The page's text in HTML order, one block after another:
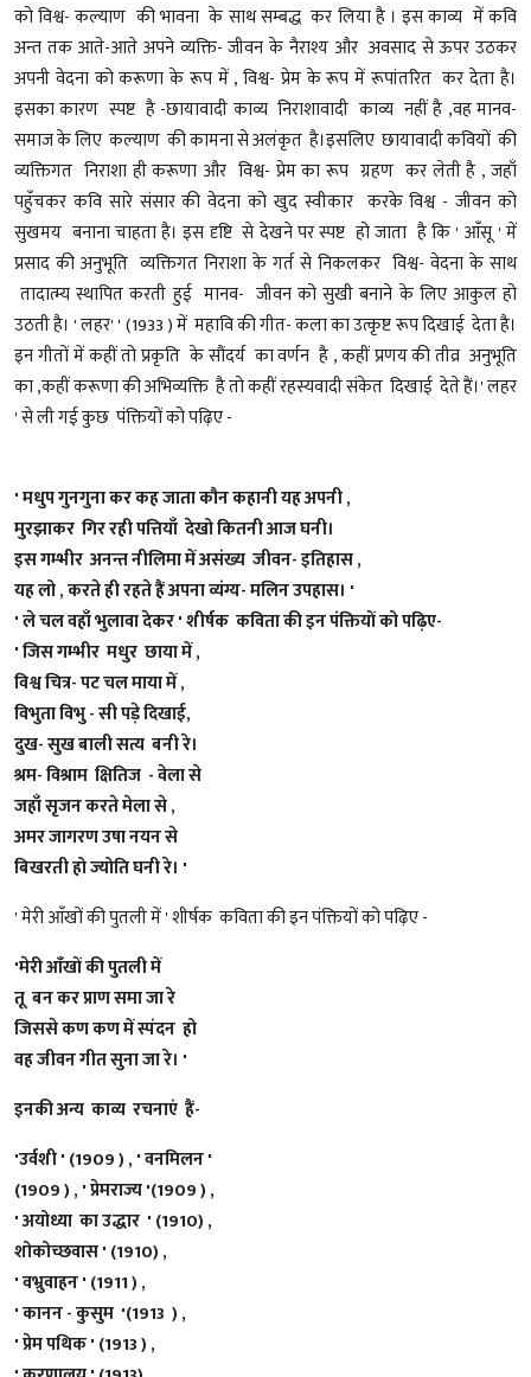
को विश्व- कल्याण की भावना के साथ सम्बद्ध कर लिया है । इस काव्य में कवि
अन्त तक आते-आते अपने व्यक्ति- जीवन के नैराश्य और अवसाद से ऊपर उठकर
अपनी वेदना को करूणा के रूप में , विश्व- प्रेम के रूप में रूपांतरित कर देता है।
इसका कारण स्पष्ट है -छायावादी काव्य निराशावादी काव्य नहीं है ,वह मानव-
समाज के लिए कल्याण की कामना से अलंकृत है।इसलिए छायावादी कवियों की
व्यक्तिगत निराशा ही करूणा और विश्व- प्रेम का रूप ग्रहण कर लेती है , जहाँ
पहुँचकर कवि सारे संसार की वेदना को खुद स्वीकार करके विश्व - जीवन को
सुखमय बनाना चाहता है। इस दृष्टि से देखने पर स्पष्ट हो जाता है कि ' आँसू ' में
प्रसाद की अनुभूति व्यक्तिगत निराशा के गर्त से निकलकर विश्व- वेदना के साथ
तादात्म्य स्थापित करती हुई मानव- जीवन को सुखी बनाने के लिए आकुल हो
उठती है। ' लहर' ' (1933 ) में महावि की गीत- कला का उत्कृष्ट रूप दिखाई देता है।
इन गीतों में कहीं तो प्रकृति के सौंदर्य का वर्णन है , कहीं प्रणय की तीव्र अनुभूति
का ,कहीं करूणा की अभिव्यक्ति है तो कहीं रहस्यवादी संकेत दिखाई देते हैं।' लहर
' से ली गई कुछ पंक्तियों को पढ़िए -
' मधुप गुनगुना कर कह जाता कौन कहानी यह अपनी ,
मुरझाकर गिर रही पत्तियाँ देखो कितनी आज घनी।
इस गम्भीर अनन्त नीलिमा में असंख्य जीवन- इतिहास ,
यह लो , करते ही रहते हैं अपना व्यंग्य- मलिन उपहास। '
' ले चल वहाँ भुलावा देकर ' शीर्षक कविता की इन पंक्तियों को पढ़िए-
' जिस गम्भीर मधुर छाया में ,
विश्व चित्र- पट चल माया में ,
विभुता विभु - सी पड़े दिखाई,
दुख- सुख बाली सत्य बनी रे।
श्रम- विश्राम क्षितिज - वेला से
जहाँ सृजन करते मेला से ,
अमर जागरण उषा नयन से
बिखरती हो ज्योति घनी रे। '
' मेरी आँखों की पुतली में ' शीर्षक कविता की इन पंक्तियों को पढ़िए -
'मेरी आँखों की पुतली में
तू बन कर प्राण समा जा रे
जिससे कण कण में स्पंदन हो
वह जीवन गीत सुना जा रे। '
इनकी अन्य काव्य रचनाएं हैं-
'उर्वशी ' (1909 ) , ' वनमिलन '
(1909 ) , ' प्रेमराज्य '(1909 ) ,
' अयोध्या का उद्धार ' (1910) ,
शोकोच्छवास ' (1910) ,
' वभ्रुवाहन ' (1911 ) ,
' कानन - कुसुम '(1913 ) ,
' प्रेम पथिक ' (1913 ) ,